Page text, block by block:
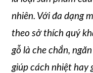
nhiên. Với đa dạng
theo sở thích quý
gỗ là che chắn,
giúp cách nhiệt hay